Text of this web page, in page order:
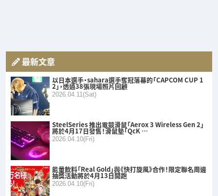
最新文章
以日本選手・sahara選手奪冠落幕的「CAPCOM CUP 1
2」，透過38張現場照片回顧
2026.04.11(Sat)
SteelSeries 推出電競滑鼠「Aerox 3 Wireless Gen 2」
將於4月17日發售！滑鼠墊「QcK …
2026.04.10(Fri)
能量飲料「Real Gold」與《快打旋風》合作！限定聯名周邊
抽獎活動將於4月13日開跑
2026.04.10(Fri)